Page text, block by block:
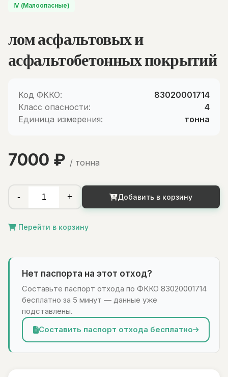
IV (Малоопасные)
лом асфальтовых и
асфальтобетонных покрытий
Код ФККО:
83020001714
Класс опасности:
4
Единица измерения:
тонна
7000 ₽ / тонна
- + Добавить в корзину
Перейти в корзину
Нет паспорта на этот отход?
Составьте паспорт отхода по ФККО 83020001714
бесплатно за 5 минут — данные уже
подставлены.
Составить паспорт отхода бесплатно